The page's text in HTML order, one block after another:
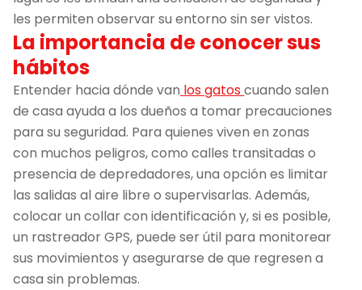
les permiten observar su entorno sin ser vistos.
La importancia de conocer sus
hábitos
Entender hacia dónde van los gatoscuando salen
de casa ayuda a los dueños a tomar precauciones
para su seguridad. Para quienes viven en zonas
con muchos peligros, como calles transitadas o
presencia de depredadores, una opción es limitar
las salidas al aire libre o supervisarlas. Además,
colocar un collar con identificación y, si es posible,
un rastreador GPS, puede ser útil para monitorear
sus movimientos y asegurarse de que regresen a
casa sin problemas.